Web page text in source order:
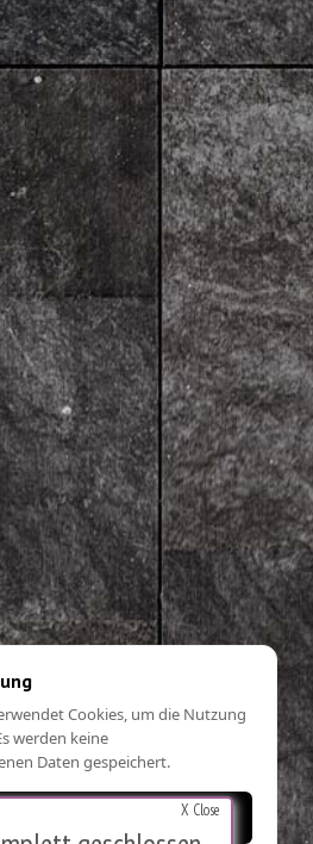
Cookies, um die Nutzung
werden keine
Daten gespeichert.
X Close